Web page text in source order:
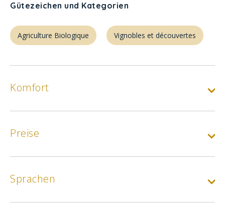
Gütezeichen und Kategorien
Agriculture Biologique Vignobles et découvertes
Komfort
Preise
Sprachen